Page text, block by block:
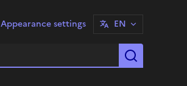
Appearance settings EN